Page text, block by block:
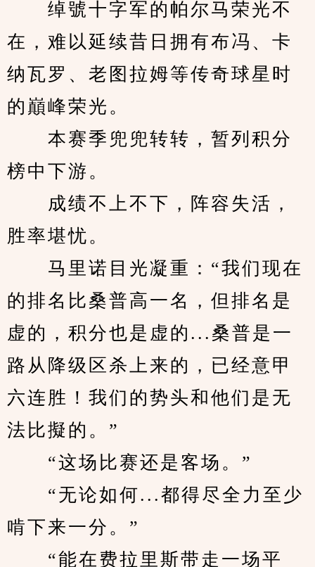
绰號十字军的帕尔马荣光不
在，难以延续昔日拥有布冯、卡
纳瓦罗、老图拉姆等传奇球星时
的巔峰荣光。
本赛季兜兜转转，暂列积分
榜中下游。
成绩不上不下，阵容失活，
胜率堪忧。
马里诺目光凝重：“我们现在
的排名比桑普高一名，但排名是
虚的，积分也是虚的...桑普是一
路从降级区杀上来的，已经意甲
六连胜！我们的势头和他们是无
法比擬的。”
“这场比赛还是客场。”
“无论如何...都得尽全力至少
啃下来一分。”
“能在费拉里斯带走一场平